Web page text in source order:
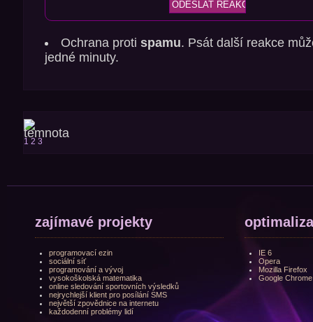
Ochrana protispamu. Psát další reakce
jedné minuty.
1 2 3
zajímavé projekty
programovací ezin
sociální síť
programování a vývoj
vysokoškolská matematika
online sledování sportovních výsledků
nejrychlejší klient pro posílání SMS
největší zpovědnice na internetu
každodenní problémy lidí
IE 6
Opera
Mozilla Firefox
Google Chrome